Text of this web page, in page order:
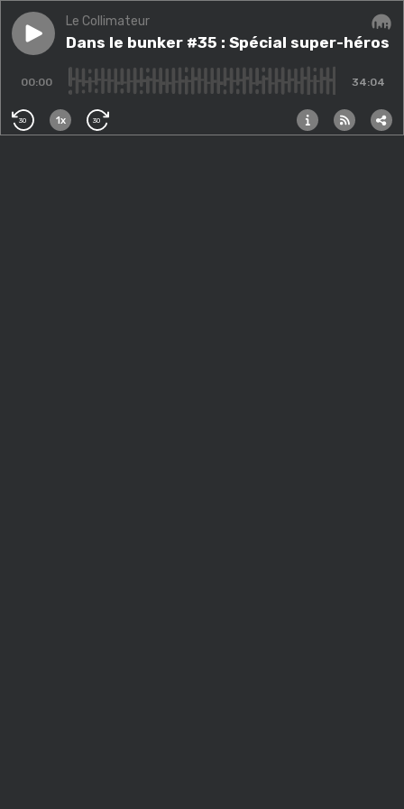
Play episodeDans le bunker #35 : Spécial super-héros
Le Collimateur
Dans le bunker #35 : Spécial super-héros
00:00 34:04
30 1x 30